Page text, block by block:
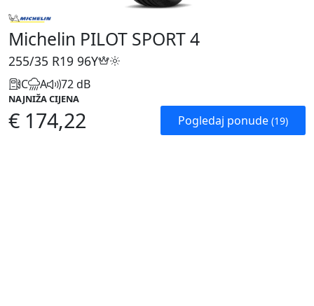
Michelin PILOT SPORT 4
255/35 R19 96Y
C A 72 dB
NAJNIŽA CIJENA
€ 174,22 Pogledaj ponude (19)